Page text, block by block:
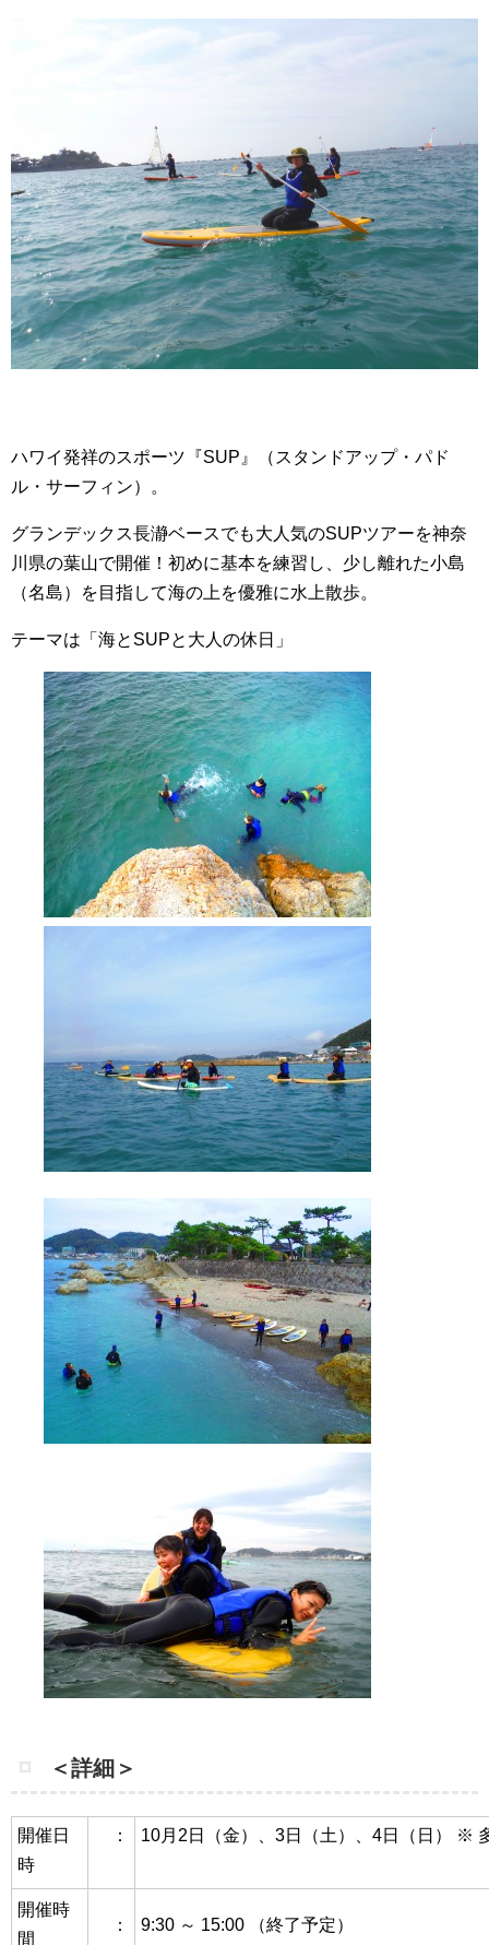
ハワイ発祥のスポーツ『SUP』（スタンドアップ・パド
ル・サーフィン）。
グランデックス長瀞ベースでも大人気のSUPツアーを神奈
川県の葉山で開催！初めに基本を練習し、少し離れた小島
（名島）を目指して海の上を優雅に水上散歩。
テーマは「海とSUPと大人の休日」
＜詳細＞
開催日
時
： 10月2日（金）、3日（土）、4日（日） ※
開催時
間
： 9:30 ～ 15:00 （終了予定）